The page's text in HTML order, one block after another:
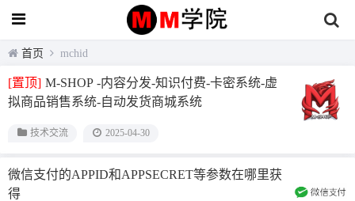
首页 mchid
[置顶] M-SHOP -内容分发-知识付费-卡密系统-虚
拟商品销售系统-自动发货商城系统
技术交流 2025-04-30
微信支付的APPID和APPSECRET等参数在哪里获
得